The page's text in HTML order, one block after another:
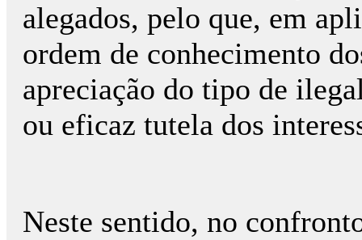
alegados, pelo que, em
ordem de conhecimento
apreciação do tipo de
ou eficaz tutela dos
Neste sentido, no